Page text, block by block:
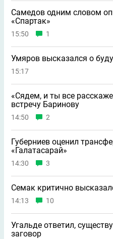
Самедов одним словом
«Спартак»
15:50 1
Умяров высказался о
15:17
«Сядем, и ты все
встречу Баринову
14:50 2
Губерниев оценил
«Галатасарай»
14:30 3
Семак критично
14:13 10
Угальде ответил,
заговор